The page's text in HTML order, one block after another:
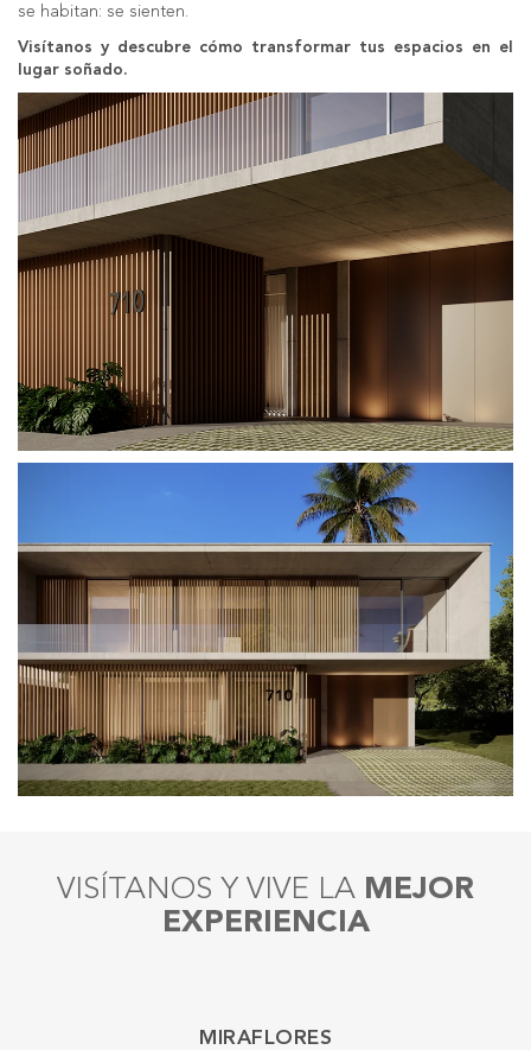
se habitan: se sienten.
Visítanos y descubre cómo transformar tus espacios en el
lugar soñado.
VISÍTANOS Y VIVE LA MEJOR
EXPERIENCIA
MIRAFLORES